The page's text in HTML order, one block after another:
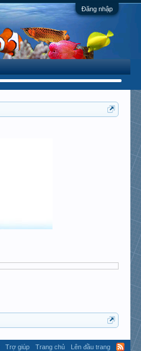
Đăng nhập
Trợ giúp Trang chủ
Lên đầu trang